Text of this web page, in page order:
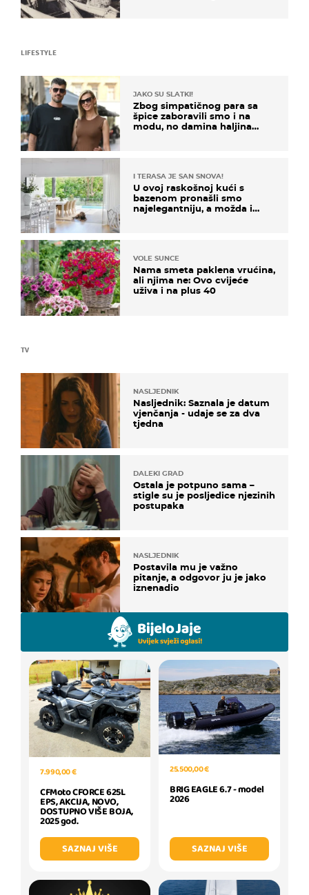
TV
NASLJEDNIK
Nasljednik: Saznala je datum
vjenčanja - udaje se za dva
tjedna
DALEKI GRAD
Ostala je potpuno sama –
stigle su je posljedice njezinih
postupaka
NASLJEDNIK
Postavila mu je važno
pitanje, a odgovor ju je jako
iznenadio
LIFESTYLE
JAKO SU SLATKI!
Zbog simpatičnog para sa
špice zaboravili smo i na
modu, no damina haljina
I TERASA JE SAN SNOVA!
U ovoj raskošnoj kući s
bazenom pronašli smo
najelegantniju, a možda i
VOLE SUNCE
Nama smeta paklena vrućina,
ali njima ne: Ovo cvijeće
uživa i na plus 40
7.990,00 €
CFMoto CFORCE 625L
EPS, AKCIJA, NOVO,
DOSTUPNO VIŠE BOJA,
2025 god.
SAZNAJ VIŠE
25.500,00 €
BRIG EAGLE 6.7 - model
2026
SAZNAJ VIŠE